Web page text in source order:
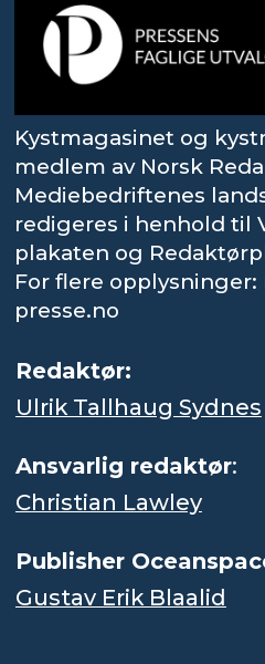
Kystmagasinet og
medlem av Norsk
Mediebedriftenes
redigeres i henhold til
plakaten og
For flere opplysninger:
presse.no
Redaktør:
Ulrik Tallhaug Sydnes
Ansvarlig redaktør:
Christian Lawley
Publisher
Gustav Erik Blaalid